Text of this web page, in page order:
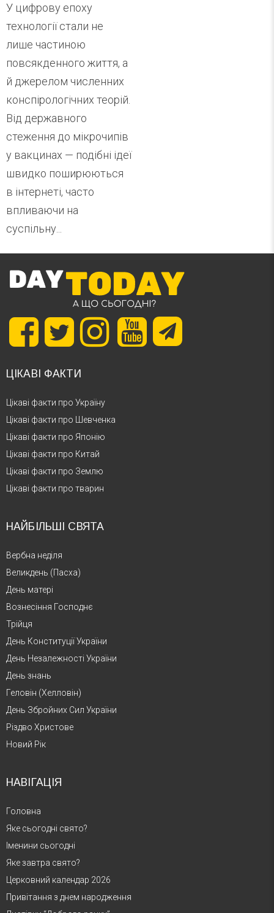
У цифрову епоху
технології стали не
лише частиною
повсякденного життя, а
й джерелом численних
конспірологічних теорій.
Від державного
стеження до мікрочипів
у вакцинах — подібні ідеї
швидко поширюються
в інтернеті, часто
впливаючи на
суспільну...
ЦІКАВІ ФАКТИ
Цікаві факти про Україну
Цікаві факти про Шевченка
Цікаві факти про Японію
Цікаві факти про Китай
Цікаві факти про Землю
Цікаві факти про тварин
НАЙБІЛЬШІ СВЯТА
Вербна неділя
Великдень (Пасха)
День матері
Вознесіння Господнє
Трійця
День Конституції України
День Незалежності України
День знань
Геловін (Хелловін)
День Збройних Сил України
Різдво Христове
Новий Рік
НАВІГАЦІЯ
Головна
Яке сьогодні свято?
Іменини сьогодні
Яке завтра свято?
Церковний календар 2026
Привітання з днем народження